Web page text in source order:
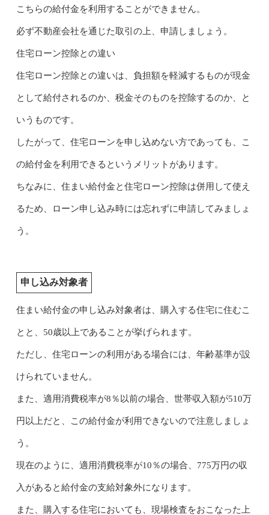
こちらの給付金を利用することができません。
必ず不動産会社を通じた取引の上、申請しましょう。
住宅ローン控除との違い
住宅ローン控除との違いは、負担額を軽減するものが現金
として給付されるのか、税金そのものを控除するのか、と
いうものです。
したがって、住宅ローンを申し込めない方であっても、こ
の給付金を利用できるというメリットがあります。
ちなみに、住まい給付金と住宅ローン控除は併用して使え
るため、ローン申し込み時には忘れずに申請してみましょ
う。
申し込み対象者
住まい給付金の申し込み対象者は、購入する住宅に住むこ
とと、50歳以上であることが挙げられます。
ただし、住宅ローンの利用がある場合には、年齢基準が設
けられていません。
また、適用消費税率が8％以前の場合、世帯収入額が510万
円以上だと、この給付金が利用できないので注意しましょ
う。
現在のように、適用消費税率が10％の場合、775万円の収
入があると給付金の支給対象外になります。
また、購入する住宅においても、現場検査をおこなった上